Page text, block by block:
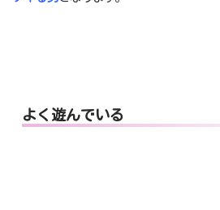
よく遊んでいる